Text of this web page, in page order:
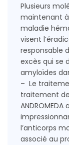
Plusieurs
maintenant à
maladie
visent
responsable
excès qui se
amyloïdes
– Le
traitement
l’anticorps
associé au